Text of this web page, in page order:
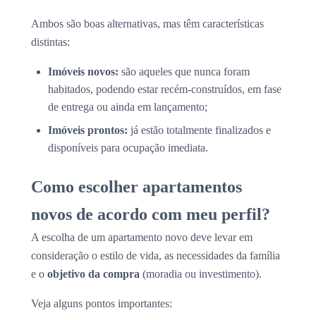
Ambos são boas alternativas, mas têm características
distintas:
Imóveis novos: são aqueles que nunca foram
habitados, podendo estar recém-construídos, em fase
de entrega ou ainda em lançamento;
Imóveis prontos: já estão totalmente finalizados e
disponíveis para ocupação imediata.
Como escolher apartamentos
novos de acordo com meu perfil?
A escolha de um apartamento novo deve levar em
consideração o estilo de vida, as necessidades da família
e o objetivo da compra (moradia ou investimento).
Veja alguns pontos importantes: